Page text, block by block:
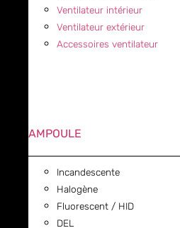
Ventilateur intérieur
Ventilateur extérieur
Accessoires ventilateur
AMPOULE
Incandescente
Halogène
Fluorescent / HID
DEL